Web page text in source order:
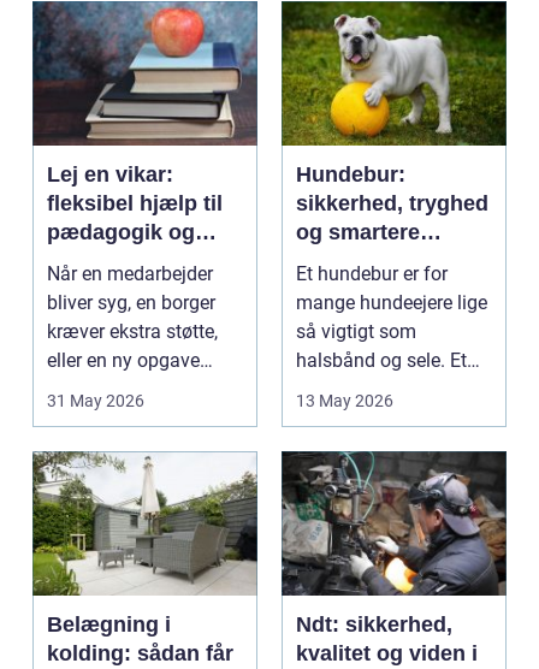
Lej en vikar:
fleksibel hjælp til
pædagogik og
sundhed
Når en medarbejder
bliver syg, en borger
kræver ekstra støtte,
eller en ny opgave
opstår fra dag til...
31 May 2026
Hundebur:
sikkerhed, tryghed
og smartere
hverdag med hund
Et hundebur er for
mange hundeejere lige
så vigtigt som
halsbånd og sele. Et
godt bur gi...
13 May 2026
Belægning i
kolding: sådan får
Ndt: sikkerhed,
kvalitet og viden i